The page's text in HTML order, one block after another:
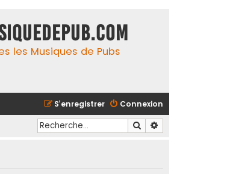
les Musiques de Pubs
Connexion
S’enregistrer
Rechercher